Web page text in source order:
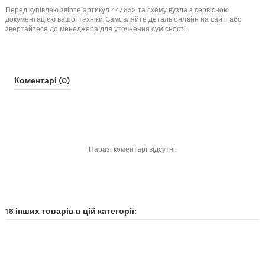
Перед купівлею звірте артикул 447652 та схему вузла з сервісною
документацією вашої техніки. Замовляйте деталь онлайн на сайті або
звертайтеся до менеджера для уточнення сумісності.
Коментарі (0)
Наразі коментарі відсутні.
16 інших товарів в цій категорії: